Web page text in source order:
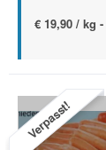
€ 19,90 / kg -
Verpasst!